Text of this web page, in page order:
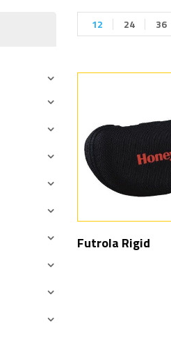
12 24 36
Futrola Rigid